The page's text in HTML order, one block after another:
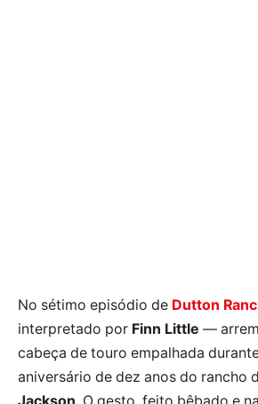
No sétimo episódio de Dutton
interpretado por Finn Little —
cabeça de touro empalhada
aniversário de dez anos do rancho